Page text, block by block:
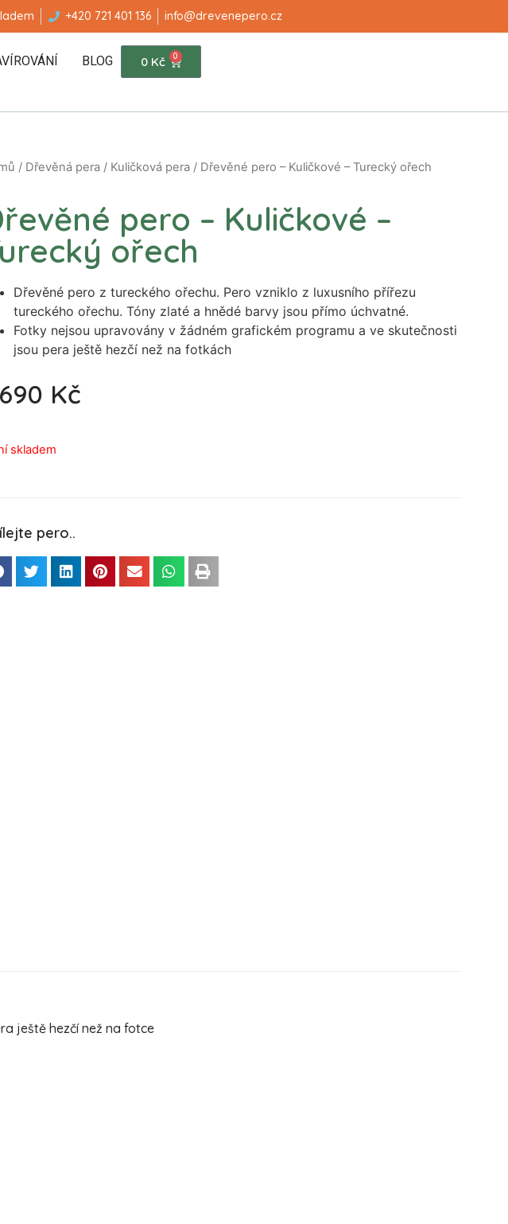
+420 721 401 136 info@drevenepero.cz
BLOG 0 Kč 0
/ Dřevěná pera / Kuličková pera / Dřevěné pero – Kuličkové – Turecký ořech
pero – Kuličkové –
ořech
Dřevěné pero z tureckého ořechu. Pero vzniklo z luxusního přířezu
tureckého ořechu. Tóny zlaté a hnědé barvy jsou přímo úchvatné.
Fotky nejsou upravovány v žádném grafickém programu a ve skutečnosti
jsou pera ještě hezčí než na fotkách
Kč
skladem
pero..
ještě hezčí než na fotce